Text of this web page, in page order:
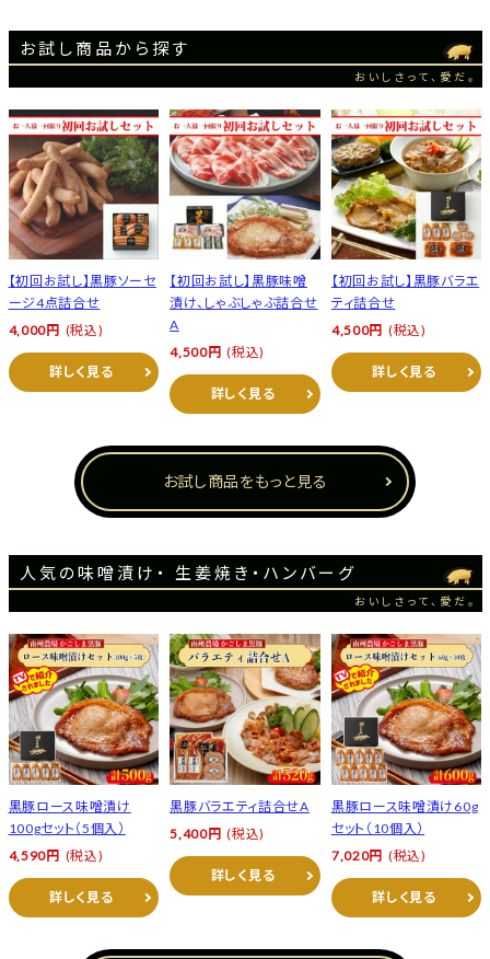
お試し商品から探す
おいしさって、愛だ。
【初回お試し】黒豚ソーセ
ージ4点詰合せ
4,000円 (税込)
詳しく見る
【初回お試し】黒豚味噌
漬け、しゃぶしゃぶ詰合せ
A
4,500円 (税込)
詳しく見る
【初回お試し】黒豚バラエ
ティ詰合せ
4,500円 (税込)
詳しく見る
お試し商品をもっと見る
人気の味噌漬け・ 生姜焼き・ハンバーグ
おいしさって、愛だ。
黒豚ロース味噌漬け
100gセット（5個入）
4,590円 (税込)
詳しく見る
黒豚バラエティ詰合せA
5,400円 (税込)
詳しく見る
黒豚ロース味噌漬け60g
セット（10個入）
7,020円 (税込)
詳しく見る